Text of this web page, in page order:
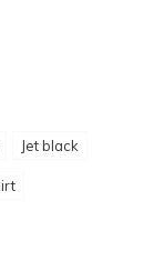
Jet black